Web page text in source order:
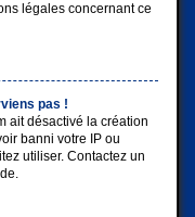
légales concernant ce
pas !
ait désactivé la création
banni votre IP ou
utiliser. Contactez un